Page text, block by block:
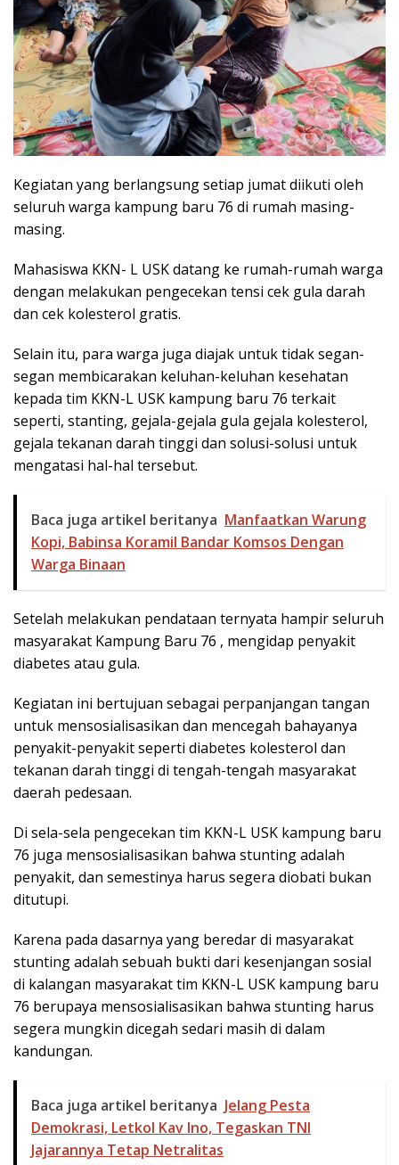
Kegiatan yang berlangsung setiap jumat diikuti oleh
seluruh warga kampung baru 76 di rumah masing-
masing.
Mahasiswa KKN- L USK datang ke rumah-rumah warga
dengan melakukan pengecekan tensi cek gula darah
dan cek kolesterol gratis.
Selain itu, para warga juga diajak untuk tidak segan-
segan membicarakan keluhan-keluhan kesehatan
kepada tim KKN-L USK kampung baru 76 terkait
seperti, stanting, gejala-gejala gula gejala kolesterol,
gejala tekanan darah tinggi dan solusi-solusi untuk
mengatasi hal-hal tersebut.
Baca juga artikel beritanya Manfaatkan Warung
Kopi, Babinsa Koramil Bandar Komsos Dengan
Warga Binaan
Setelah melakukan pendataan ternyata hampir seluruh
masyarakat Kampung Baru 76 , mengidap penyakit
diabetes atau gula.
Kegiatan ini bertujuan sebagai perpanjangan tangan
untuk mensosialisasikan dan mencegah bahayanya
penyakit-penyakit seperti diabetes kolesterol dan
tekanan darah tinggi di tengah-tengah masyarakat
daerah pedesaan.
Di sela-sela pengecekan tim KKN-L USK kampung baru
76 juga mensosialisasikan bahwa stunting adalah
penyakit, dan semestinya harus segera diobati bukan
ditutupi.
Karena pada dasarnya yang beredar di masyarakat
stunting adalah sebuah bukti dari kesenjangan sosial
di kalangan masyarakat tim KKN-L USK kampung baru
76 berupaya mensosialisasikan bahwa stunting harus
segera mungkin dicegah sedari masih di dalam
kandungan.
Baca juga artikel beritanya Jelang Pesta
Demokrasi, Letkol Kav Ino, Tegaskan TNI
Jajarannya Tetap Netralitas